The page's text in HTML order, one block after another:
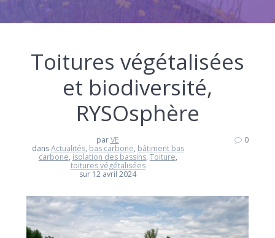
Toitures végétalisées
et biodiversité,
RYSOsphère
parVE
dansActualités, bas carbone, bâtiment bas
carbone, isolation des bassins, Toiture,
toitures végétalisées
sur 12 avril 2024
0